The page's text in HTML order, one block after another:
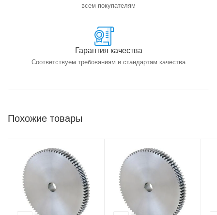
всем покупателям
Гарантия качества
Соответствуем требованиям и стандартам качества
Похожие товары